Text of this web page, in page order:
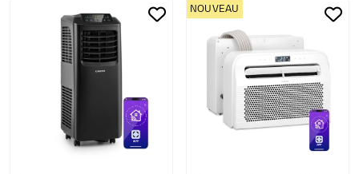
NOUVEAU